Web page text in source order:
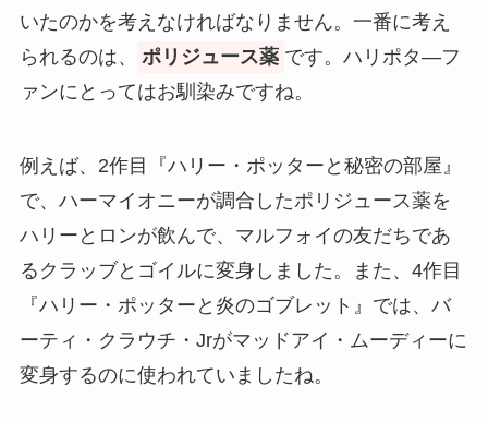
いたのかを考えなければなりません。一番に考え
られるのは、
ポリジュース薬 です。ハリポタ―フ
ァンにとってはお馴染みですね。
例えば、2作目『ハリー・ポッターと秘密の部屋』
で、ハーマイオニーが調合したポリジュース薬を
ハリーとロンが飲んで、マルフォイの友だちであ
るクラッブとゴイルに変身しました。また、4作目
『ハリー・ポッターと炎のゴブレット』では、バ
ーティ・クラウチ・Jrがマッドアイ・ムーディーに
変身するのに使われていましたね。